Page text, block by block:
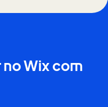
Wix com